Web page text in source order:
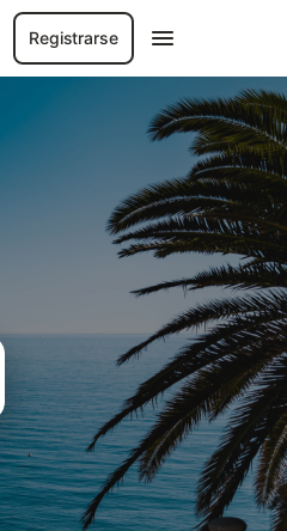
Registrarse